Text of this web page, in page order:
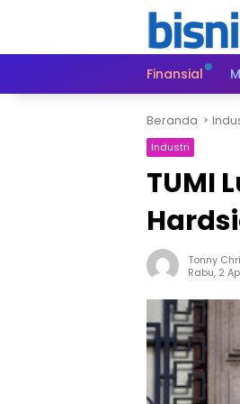
Finansial
Beranda
Industri
TUMI
Tonny
Rabu, 2